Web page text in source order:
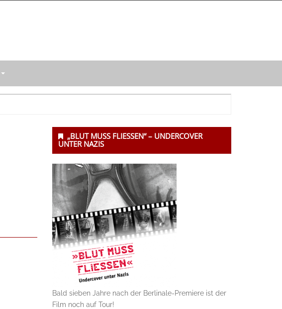
Untergeordnet
Seitenleiste
„BLUT MUSS FLIESSEN“ – UNDERCOVER U
NTER NAZIS
Bald sieben Jahre nach der Berlinale-Premiere ist der
Film noch auf Tour!